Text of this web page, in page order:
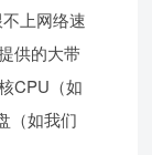
上网络速
供的大带
CPU（如
（如我们